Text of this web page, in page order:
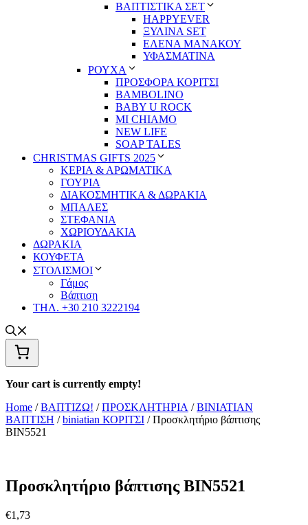
ΒΑΠΤΙΣΤΙΚΑ ΣΕΤ
HAPPYEVER
ΞΥΛΙΝΑ SET
ΕΛΕΝΑ ΜΑΝΑΚΟΥ
ΥΦΑΣΜΑΤΙΝΑ
ΡΟΥΧΑ
ΠΡΟΣΦΟΡΑ ΚΟΡΙΤΣΙ
BAMBOLINO
BABY U ROCK
MI CHIAMO
NEW LIFE
SOAP TALES
CHRISTMAS GIFTS 2025
ΚΕΡΙΑ & ΑΡΩΜΑΤΙΚΑ
ΓΟΥΡΙΑ
ΔΙΑΚΟΣΜΗΤΙΚΑ & ΔΩΡΑΚΙΑ
ΜΠΑΛΕΣ
ΣΤΕΦΑΝΙΑ
ΧΩΡΙΟΥΔΑΚΙΑ
ΔΩΡΑΚΙΑ
ΚΟΥΦΕΤΑ
ΣΤΟΛΙΣΜΟΙ
Γάμος
Βάπτιση
ΤΗΛ. +30 210 3222194
Your cart is currently empty!
Home /ΒΑΠΤΙΖΩ! /ΠΡΟΣΚΛΗΤΗΡΙΑ /ΒΙΝΙΑΤΙΑΝ
ΒΑΠΤΙΣΗ /biniatian ΚΟΡΙΤΣΙ / Προσκλητήριο βάπτισης
ΒΙΝ5521
Προσκλητήριο βάπτισης ΒΙΝ5521
€1,73